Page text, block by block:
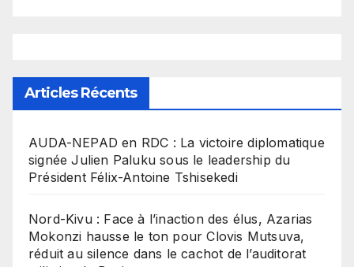
Articles Récents
​AUDA-NEPAD en RDC : La victoire diplomatique
signée Julien Paluku sous le leadership du
Président Félix-Antoine Tshisekedi
Nord-Kivu : Face à l’inaction des élus, Azarias
Mokonzi hausse le ton pour Clovis Mutsuva,
réduit au silence dans le cachot de l’auditorat